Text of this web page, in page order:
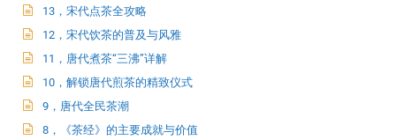
13，宋代点茶全攻略
12，宋代饮茶的普及与风雅
11，唐代煮茶“三沸”详解
10，解锁唐代煎茶的精致仪式
9，唐代全民茶潮
8，《茶经》的主要成就与价值